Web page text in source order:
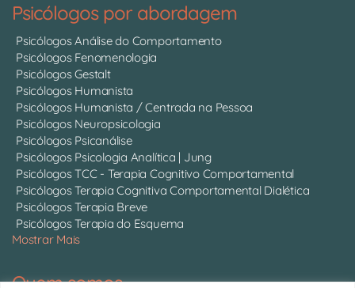
Psicólogos por abordagem
Psicólogos Análise do Comportamento
Psicólogos Fenomenologia
Psicólogos Gestalt
Psicólogos Humanista
Psicólogos Humanista / Centrada na Pessoa
Psicólogos Neuropsicologia
Psicólogos Psicanálise
Psicólogos Psicologia Analítica | Jung
Psicólogos TCC - Terapia Cognitivo Comportamental
Psicólogos Terapia Cognitiva Comportamental Dialética
Psicólogos Terapia Breve
Psicólogos Terapia do Esquema
Mostrar Mais
Quem somos